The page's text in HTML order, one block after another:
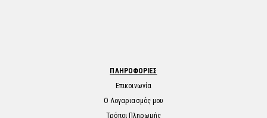
ΠΛΗΡΟΦΟΡΙΕΣ
Επικοινωνία
Ο Λογαριασμός μου
Τρόποι Πληρωμής